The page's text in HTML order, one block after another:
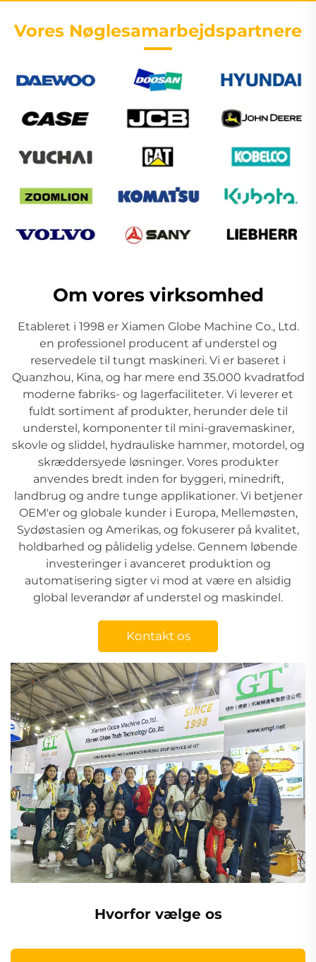
Vores Nøglesamarbejdspartnere
Om vores virksomhed
Etableret i 1998 er Xiamen Globe Machine Co., Ltd.
en professionel producent af understel og
reservedele til tungt maskineri. Vi er baseret i
Quanzhou, Kina, og har mere end 35.000 kvadratfod
moderne fabriks- og lagerfaciliteter. Vi leverer et
fuldt sortiment af produkter, herunder dele til
understel, komponenter til mini-gravemaskiner,
skovle og sliddel, hydrauliske hammer, motordel, og
skræddersyede løsninger. Vores produkter
anvendes bredt inden for byggeri, minedrift,
landbrug og andre tunge applikationer. Vi betjener
OEM'er og globale kunder i Europa, Mellemøsten,
Sydøstasien og Amerikas, og fokuserer på kvalitet,
holdbarhed og pålidelig ydelse. Gennem løbende
investeringer i avanceret produktion og
automatisering sigter vi mod at være en alsidig
global leverandør af understel og maskindel.
Kontakt os
Hvorfor vælge os